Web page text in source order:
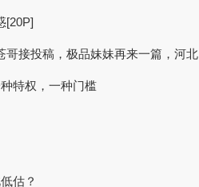
[20P]
哥接投稿，极品妹妹再来一篇，河北
种特权，一种门槛
估？